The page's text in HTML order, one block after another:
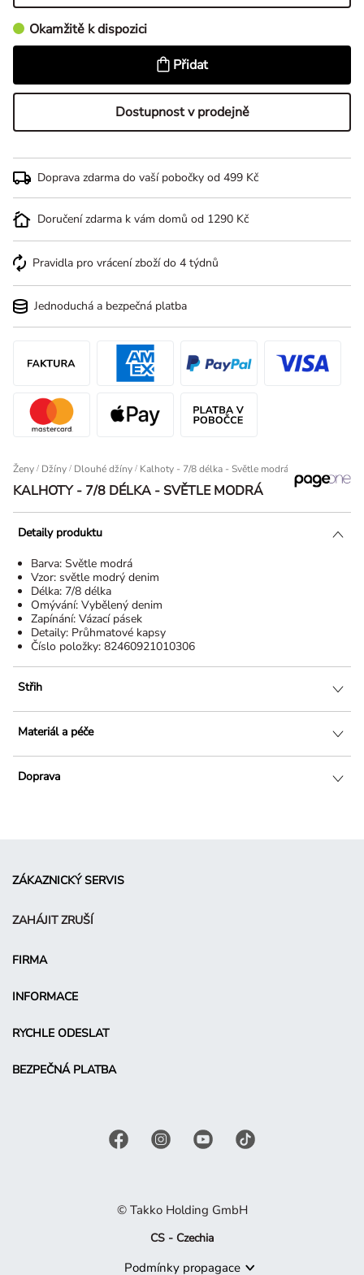
Okamžitě k dispozici
Přidat
Dostupnost v prodejně
Doprava zdarma do vaší pobočky od 499 Kč
Doručení zdarma k vám domů od 1290 Kč
Pravidla pro vrácení zboží do 4 týdnů
Jednoduchá a bezpečná platba
Ženy / Džíny / Dlouhé džíny Kalhoty - 7/8 délka - Světle modrá
KALHOTY - 7/8 DÉLKA - SVĚTLE MODRÁ
Detaily produktu
Barva: Světle modrá
Vzor: světle modrý denim
Délka: 7/8 délka
Omývání: Vybělený denim
Zapínání: Vázací pásek
Detaily: Průhmatové kapsy
Číslo položky: 82460921010306
Střih
Materiál a péče
Doprava
ZÁKAZNICKÝ SERVIS
ZAHÁJIT ZRUŠÍ
FIRMA
INFORMACE
RYCHLE ODESLAT
BEZPEČNÁ PLATBA
© Takko Holding GmbH
CS - Czechia
Podmínky propagace